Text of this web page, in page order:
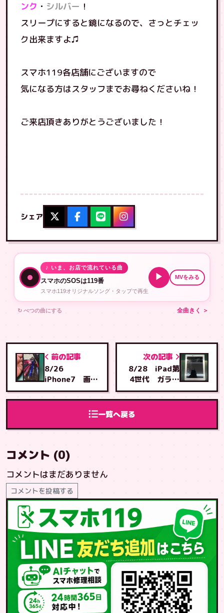
ンク ・ シルバー ！
スリープにすると鏡になるので、さっとチェッ
ク出来ますよ♫
スマホ119各店舗にございますので
気になる方はスタッフまでお尋ねくださいね！
ご来店頂きありがとうございました！
シェア
♪ いま、お店で流れている曲
スマホのSOSは119番
スマホ119オリジナルソング・タップで再生
▶ MVをみる
↻ べつの曲にする 全曲きく ＞
前の記事
8/26
iPhone7 画面
交換 那覇市か
ら とよみ店へご
一覧へ戻る
次の記事
8/28 iPad第
4世代 ガラス
交換 泡瀬店へ
ご来店
コメント (0)
コメントはまだありません
コメントを投稿する